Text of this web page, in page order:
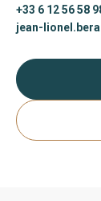
+33 6 12 56 58
jean-